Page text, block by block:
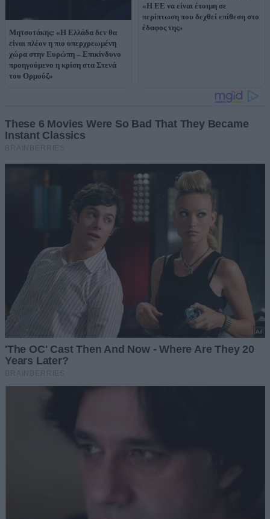
Μητσοτάκης: «Η Ελλάδα δεν θα
είναι πλέον η πιο υπερχρεωμένη
χώρα στην Ευρώπη – Επικίνδυνο
προηγούμενο η κρίση στα Στενά
του Ορμούζ»
«Η ΕΕ να είναι έτοιμη σε
περίπτωση που δεχθεί επίθεση στο
έδαφος της»